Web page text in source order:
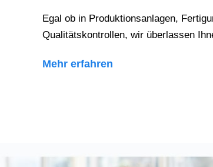
Egal ob in Produktionsanlagen,
Qualitätskontrollen, wir überlassen
Mehr erfahren